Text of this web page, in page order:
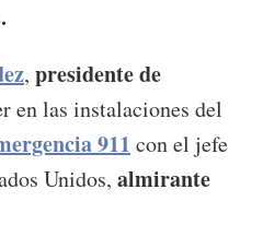
, presidente de
en las instalaciones del
911 con el jefe
Unidos, almirante